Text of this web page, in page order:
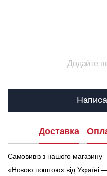
Додайте
Доставка
Самовивіз з нашого магазину
«Новою поштою» від Україні —